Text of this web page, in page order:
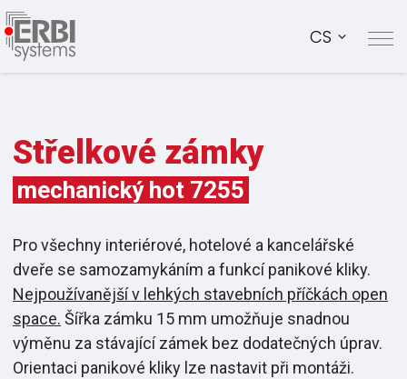
CS
Střelkové zámky
mechanický hot 7255
Pro všechny interiérové, hotelové a kancelářské
dveře se samozamykáním a funkcí panikové kliky.
Nejpoužívanější v lehkých stavebních příčkách open
space. Šířka zámku 15 mm umožňuje snadnou
výměnu za stávající zámek bez dodatečných úprav.
Orientaci panikové kliky lze nastavit při montáži.